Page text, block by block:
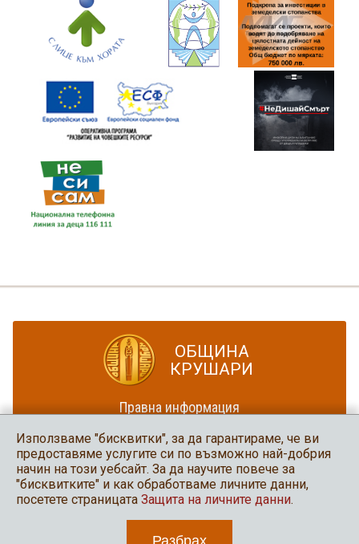
ОБЩИНА
КРУШАРИ
Правна информация
Карта на сайта
Община Крушари
в социалните мрежи
Използваме "бисквитки", за да гарантираме, че ви
предоставяме услугите си по възможно най-добрия
начин на този уебсайт. За да научите повече за
"бисквитките" и как обработваме личните данни,
посетете страницата Защита на личните данни.
Разбрах